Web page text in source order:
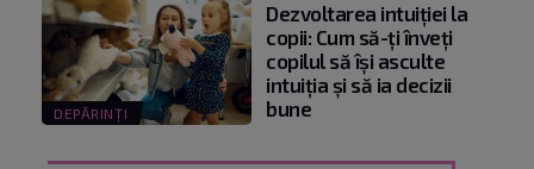
DEPĂRINȚI
Dezvoltarea intuiției la
copii: Cum să-ți înveți
copilul să își asculte
intuiția și să ia decizii
bune